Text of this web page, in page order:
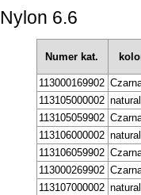
Nylon 6.6
Numer kat.
113000169902
113105000002
113105059902
113106000002
113106059902
113000269902
113107000002